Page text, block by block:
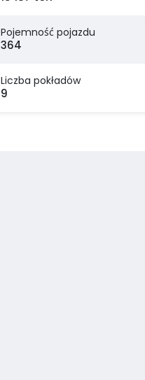
Pojemność pojazdu
364
Liczba pokładów
9